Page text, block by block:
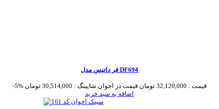
فر داتیس مدل DF694
-5% قیمت : 32,120,000 تومان قیمت در اخوان شاپینگ : 30,514,000 تومان
اضافه به سبد خرید